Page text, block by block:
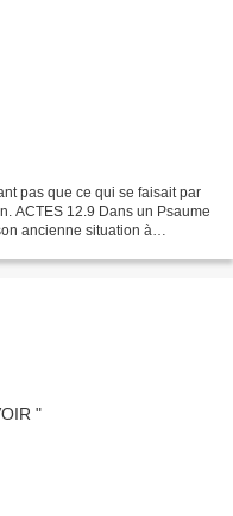
pas que ce qui se faisait par
ACTES 12.9 Dans un Psaume
ancienne situation à